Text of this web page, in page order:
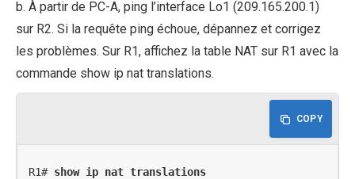
b. À partir de PC-A, ping l’interface Lo1 (209.165.200.1)
sur R2. Si la requête ping échoue, dépannez et corrigez
les problèmes. Sur R1, affichez la table NAT sur R1 avec la
commande show ip nat translations.
COPY
R1# show ip nat translations